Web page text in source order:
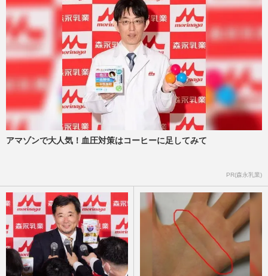
アマゾンで大人気！血圧対策はコーヒーに足してみて
PR(森永乳業)